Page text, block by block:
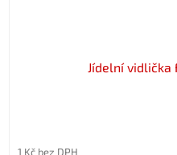
Jídelní vidlička
1 Kč bez DPH